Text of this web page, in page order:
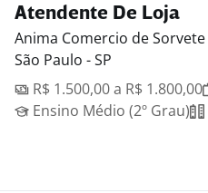
Atendente De Loja
Anima Comercio de Sorvete
São Paulo - SP
R$ 1.500,00 a R$ 1.800,00
Ensino Médio (2º Grau)